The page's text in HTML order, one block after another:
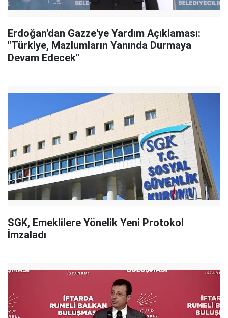
Erdoğan'dan Gazze'ye Yardım Açıklaması:
"Türkiye, Mazlumların Yanında Durmaya
Devam Edecek"
SGK, Emeklilere Yönelik Yeni Protokol
İmzaladı